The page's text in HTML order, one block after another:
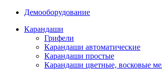
Демооборудование
Карандаши
Грифели
Карандаши автоматические
Карандаши простые
Карандаши цветные, восковые